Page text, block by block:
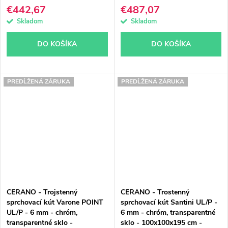
€442,67
Skladom
DO KOŠÍKA
€487,07
Skladom
DO KOŠÍKA
PREDĹŽENÁ ZÁRUKA
CERANO - Trojstenný
sprchovací kút Varone POINT
UL/P - 6 mm - chróm,
transparentné sklo -
PREDĹŽENÁ ZÁRUKA
CERANO - Trostenný
sprchovací kút Santini UL/P -
6 mm - chróm, transparentné
sklo - 100x100x195 cm -